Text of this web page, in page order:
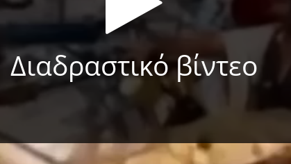
Διαδραστικό βίντεο